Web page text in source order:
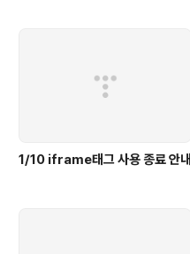
1/10 iframe태그 사용 종료 안내